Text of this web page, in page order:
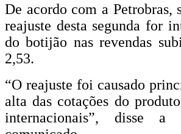
De acordo com a Petrobras,
reajuste desta segunda for
do botijão nas revendas
2,53.
“O reajuste foi causado
alta das cotações do
internacionais”, disse a